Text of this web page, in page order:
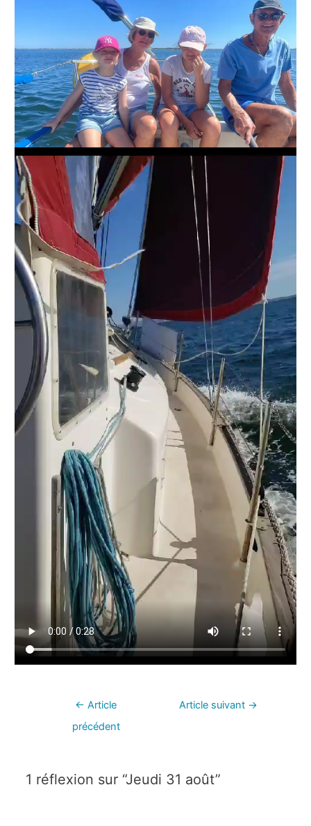
← Article
précédent
Article suivant →
1 réflexion sur “Jeudi 31 août”